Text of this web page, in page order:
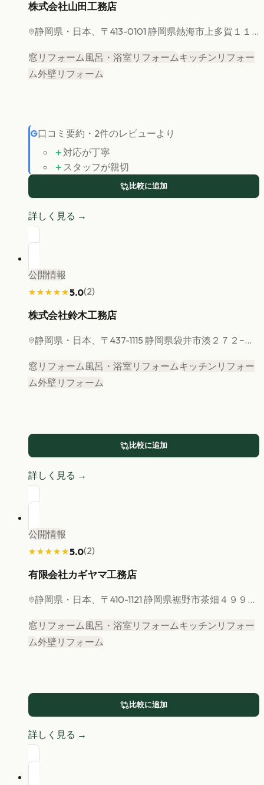
株式会社山田工務店
静岡県 ・日本、〒413-0101 静岡県熱海市上多賀１１...
窓リフォーム 風呂・浴室リフォームキッチンリフォー
ム外壁リフォーム
G口コミ要約 ・ 2件のレビューより
＋ 対応が丁寧
＋ スタッフが親切
比較に追加
詳しく見る →
公開情報
★★★★★
★★★★★5.0(2)
株式会社鈴木工務店
静岡県 ・日本、〒437-1115 静岡県袋井市湊２７２−...
窓リフォーム 風呂・浴室リフォームキッチンリフォー
ム外壁リフォーム
比較に追加
詳しく見る →
公開情報
★★★★★
★★★★★5.0(2)
有限会社カギヤマ工務店
静岡県 ・日本、〒410-1121 静岡県裾野市茶畑４９９...
窓リフォーム 風呂・浴室リフォームキッチンリフォー
ム外壁リフォーム
比較に追加
詳しく見る →